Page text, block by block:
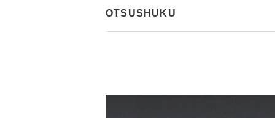
OTSUSHUKU